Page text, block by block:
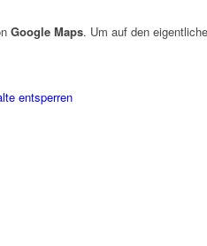
Google Maps. Um auf den
entsperren